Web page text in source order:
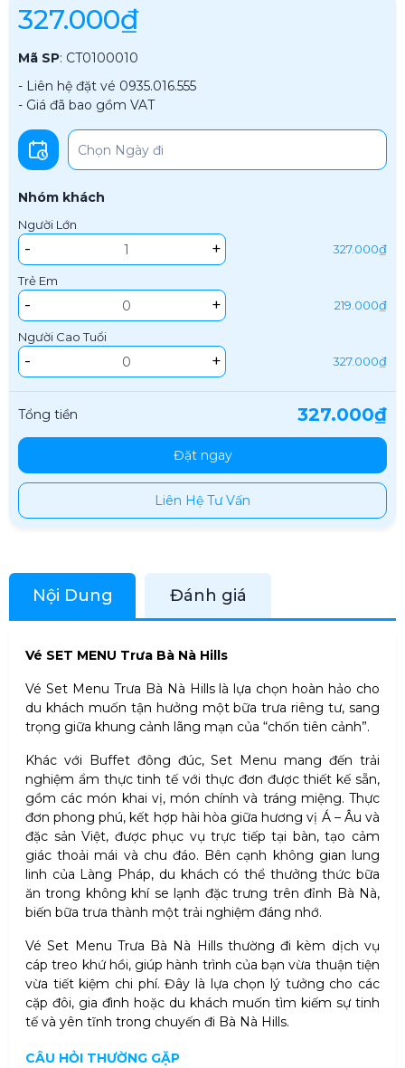
327.000₫
Mã SP: CT0100010
- Liên hệ đặt vé 0935.016.555
- Giá đã bao gồm VAT
Nhóm khách
Người Lớn
- + 327.000₫
Trẻ Em
- + 219.000₫
Người Cao Tuổi
- + 327.000₫
Tổng tiền 327.000₫
Đặt ngay
Liên Hệ Tư Vấn
Nội Dung Đánh giá
Vé SET MENU Trưa Bà Nà Hills
Vé Set Menu Trưa Bà Nà Hills là lựa chọn hoàn hảo cho
du khách muốn tận hưởng một bữa trưa riêng tư, sang
trọng giữa khung cảnh lãng mạn của “chốn tiên cảnh”.
Khác với Buffet đông đúc, Set Menu mang đến trải
nghiệm ẩm thực tinh tế với thực đơn được thiết kế sẵn,
gồm các món khai vị, món chính và tráng miệng. Thực
đơn phong phú, kết hợp hài hòa giữa hương vị Á – Âu và
đặc sản Việt, được phục vụ trực tiếp tại bàn, tạo cảm
giác thoải mái và chu đáo. Bên cạnh không gian lung
linh của Làng Pháp, du khách có thể thưởng thức bữa
ăn trong không khí se lạnh đặc trưng trên đỉnh Bà Nà,
biến bữa trưa thành một trải nghiệm đáng nhớ.
Vé Set Menu Trưa Bà Nà Hills thường đi kèm dịch vụ
cáp treo khứ hồi, giúp hành trình của bạn vừa thuận tiện
vừa tiết kiệm chi phí. Đây là lựa chọn lý tưởng cho các
cặp đôi, gia đình hoặc du khách muốn tìm kiếm sự tinh
tế và yên tĩnh trong chuyến đi Bà Nà Hills.
CÂU HỎI THƯỜNG GẶP